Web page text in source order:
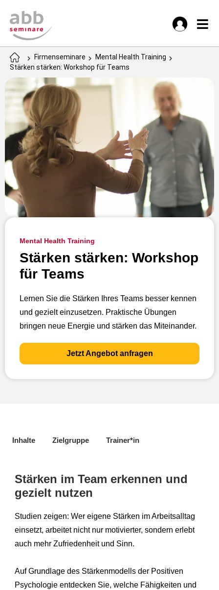
Firmenseminare
Mental Health Training
Stärken stärken: Workshop für Teams
Mental Health Training
Stärken stärken: Workshop
für Teams
Lernen Sie die Stärken Ihres Teams besser kennen
und gezielt einzusetzen. Praktische Übungen
bringen neue Energie und stärken das Miteinander.
Jetzt Angebot anfragen
Inhalte Zielgruppe Trainer*in
Stärken im Team erkennen und
gezielt nutzen
Studien zeigen: Wer eigene Stärken im Arbeitsalltag
einsetzt, arbeitet nicht nur motivierter, sondern erlebt
auch mehr Zufriedenheit und Sinn.
Auf Grundlage des Stärkenmodells der Positiven
Psychologie entdecken Sie, welche Fähigkeiten und